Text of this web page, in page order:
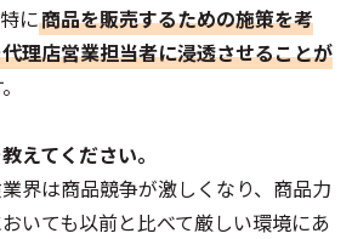
に商品を販売するための施策を考
理店営業担当者に浸透させることが
えてください。
界は商品競争が激しくなり、商品力
いても以前と比べて厳しい環境にあ